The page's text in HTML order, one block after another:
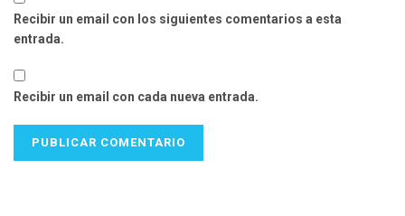
Recibir un email con los siguientes comentarios a esta
entrada.
Recibir un email con cada nueva entrada.